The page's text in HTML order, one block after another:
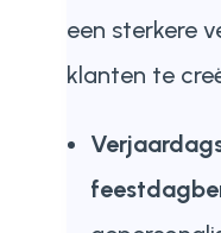
een sterkere
klanten te